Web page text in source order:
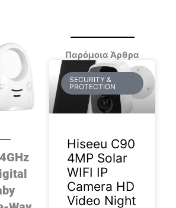
Παρόμοια Άρθρα
SECURITY &
PROTECTION
Hiseeu C90
4MP Solar
WIFI IP
Camera HD
Video Night